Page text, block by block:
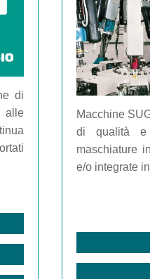
di
alle
Macchine
di qualità e
maschiature
e/o integrate